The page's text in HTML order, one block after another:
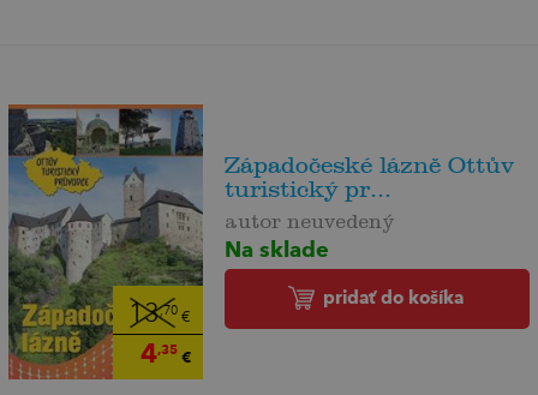
13,70€
4,35€
Západočeské lázně Ottův
turistický pr...
autor neuvedený
Na sklade
pridať do košíka